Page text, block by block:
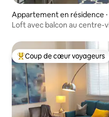
Appartement en résidence
ans
Loft avec balcon au centre-
Coups de cœur voyageurs
Coup de cœur voyageurs